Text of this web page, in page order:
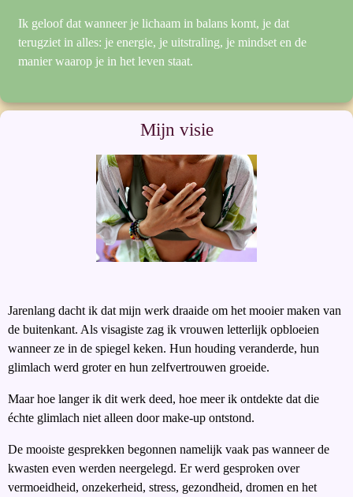
Ik geloof dat wanneer je lichaam in balans komt, je dat
terugziet in alles: je energie, je uitstraling, je mindset en de
manier waarop je in het leven staat.
Mijn visie
Jarenlang dacht ik dat mijn werk draaide om het mooier maken van
de buitenkant. Als visagiste zag ik vrouwen letterlijk opbloeien
wanneer ze in de spiegel keken. Hun houding veranderde, hun
glimlach werd groter en hun zelfvertrouwen groeide.
Maar hoe langer ik dit werk deed, hoe meer ik ontdekte dat die
échte glimlach niet alleen door make-up ontstond.
De mooiste gesprekken begonnen namelijk vaak pas wanneer de
kwasten even werden neergelegd. Er werd gesproken over
vermoeidheid, onzekerheid, stress, gezondheid, dromen en het